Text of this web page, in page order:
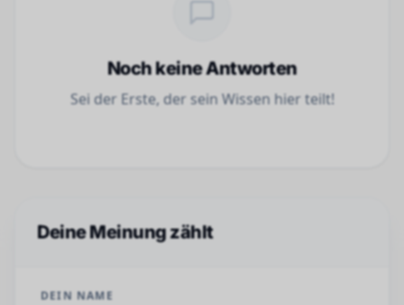
Noch keine Antworten
Sei der Erste, der sein Wissen hier teilt!
Deine Meinung zählt
DEIN NAME